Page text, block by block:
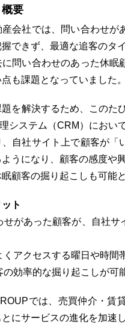
要
会社では、問い合わせが
できず、最適な追客のタ
に問い合わせのあった休
も課題となっていました。
題を解決するため、このた
システム（CRM）におい
、自社サイト上で顧客が
うになり、顧客の感度や
顧客の掘り起こしも可能
ト
せがあった顧客が、自社
くアクセスする曜日や時間
の効率的な掘り起こしが可
では、売買仲介・賃
にサービスの進化を加速